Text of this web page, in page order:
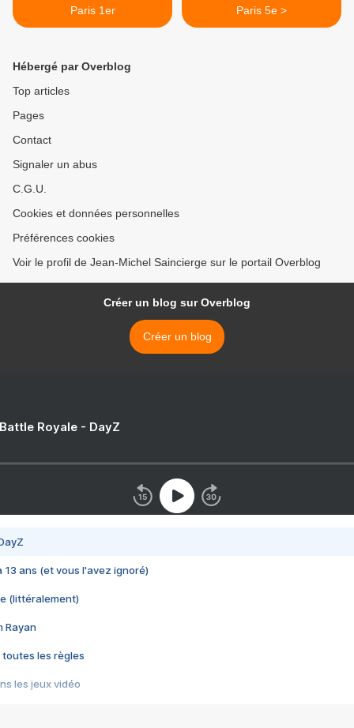
Paris 1er
Paris 5e >
Hébergé par Overblog
Top articles
Pages
Contact
Signaler un abus
C.G.U.
Cookies et données personnelles
Préférences cookies
Voir le profil de Jean-Michel Saincierge sur le portail Overblog
Créer un blog sur Overblog
Créer un blog
Royale - DayZ
13 ans (et vous l'avez ignoré)
(littéralement)
Rayan
toutes les règles
les jeux vidéo